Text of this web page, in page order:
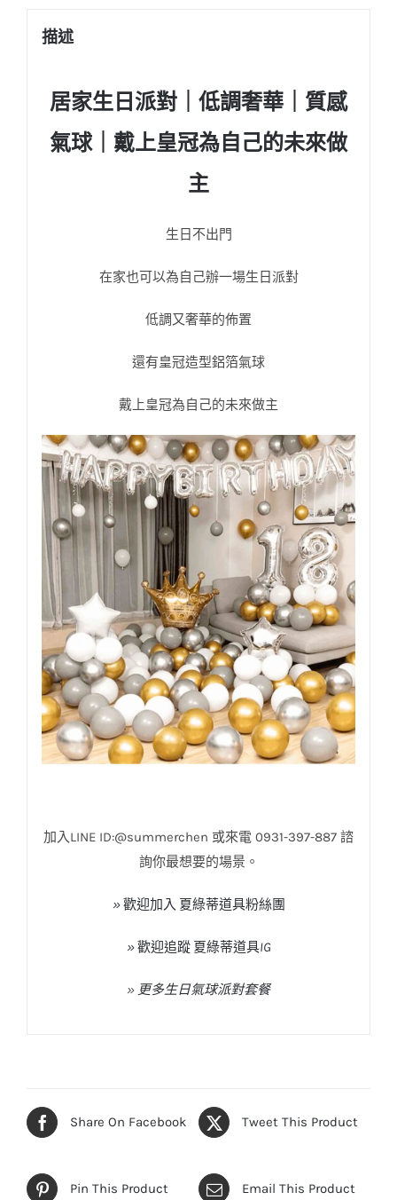
描述
居家生日派對 ｜低調奢華 ｜質感
氣球｜ 戴上皇冠為自己的未來做
主
生日不出門
在家也可以為自己辦一場生日派對
低調又奢華的佈置
還有皇冠造型鋁箔氣球
戴上皇冠為自己的未來做主
加入LINE ID:@summerchen 或來電 0931-397-887 諮
詢你最想要的場景。
»歡迎加入 夏綠蒂道具粉絲團
»歡迎追蹤 夏綠蒂道具IG
» 更多生日氣球派對套餐
Share On Facebook Tweet This Product
Pin This Product Email This Product